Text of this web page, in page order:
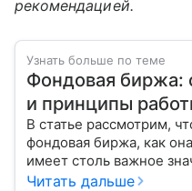
рекомендацией.
Узнать больше по теме
Фондовая биржа:
и принципы
В статье рассмотрим,
фондовая биржа, как
имеет столь важное
экономики.
Читать дальше